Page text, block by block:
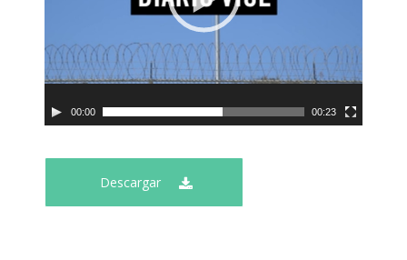
00:00 00:23
Descargar